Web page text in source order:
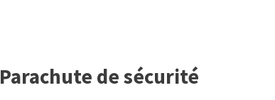
Parachute de sécurité